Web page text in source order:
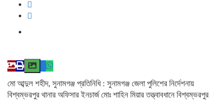
মো আব্দুল শহীদ, সুনামগঞ্জ প্রতিনিধি : সুনামগঞ্জ জেলা পুলিশের নির্দেশনায়
বিশ্বম্ভরপুর থানার অফিসার ইনচার্জ মোঃ শাহিন মিয়ার তত্ত্বাবধানে বিশ্বম্ভরপুর